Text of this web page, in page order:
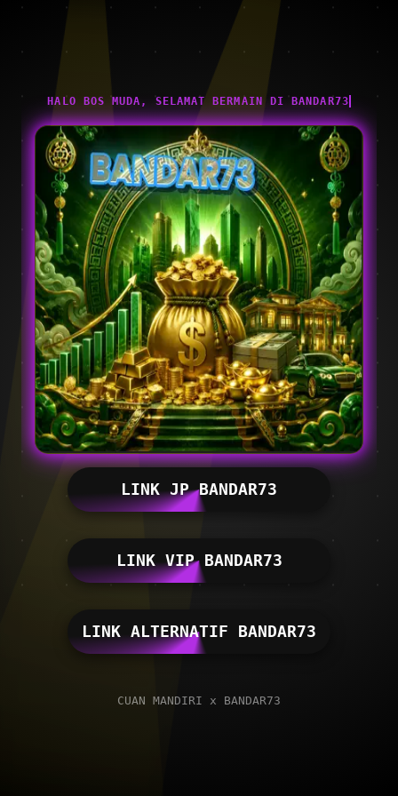
HALO BOS MUDA, SELAMAT BERMAIN DI BANDAR73
LINK JP BANDAR73
LINK VIP BANDAR73
LINK ALTERNATIF BANDAR73
CUAN MANDIRI x BANDAR73